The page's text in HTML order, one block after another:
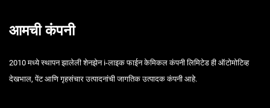
आमची कंपनी
2010 मध्ये स्थापन झालेली शेनझेन i-लाइक फाईन केमिकल कंपनी लिमिटेड ही ऑटोमोटिव्ह
देखभाल, पेंट आणि गृहसंचार उत्पादनांची जागतिक उत्पादक कंपनी आहे.